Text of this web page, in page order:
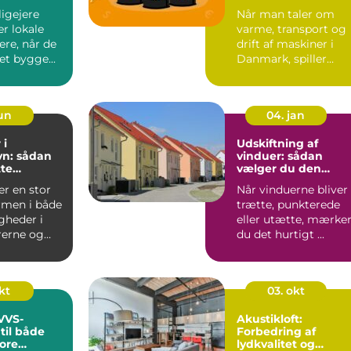
lokale
når de
bygge...
Når man taler om
varme, transport og
drift af maskiner i
Danmark, spiller
For ...
i
sådan
en stor
i både
i
og
04. jan
Udskiftning af
vinduer: sådan
vælger du den
Når vinduerne bliver
trætte, punkterede
eller utætte, mærker
du det hurtigt ...
både
03. okt
Akustikloft:
Forbedring af
lydkvalitet og